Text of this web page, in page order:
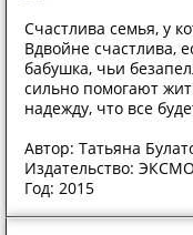
Счастлива семья, у
Вдвойне счастлива,
бабушка, чьи
сильно помогают
надежду, что все
Автор: Татьяна
Издательство: ЭКСМО
Год: 2015